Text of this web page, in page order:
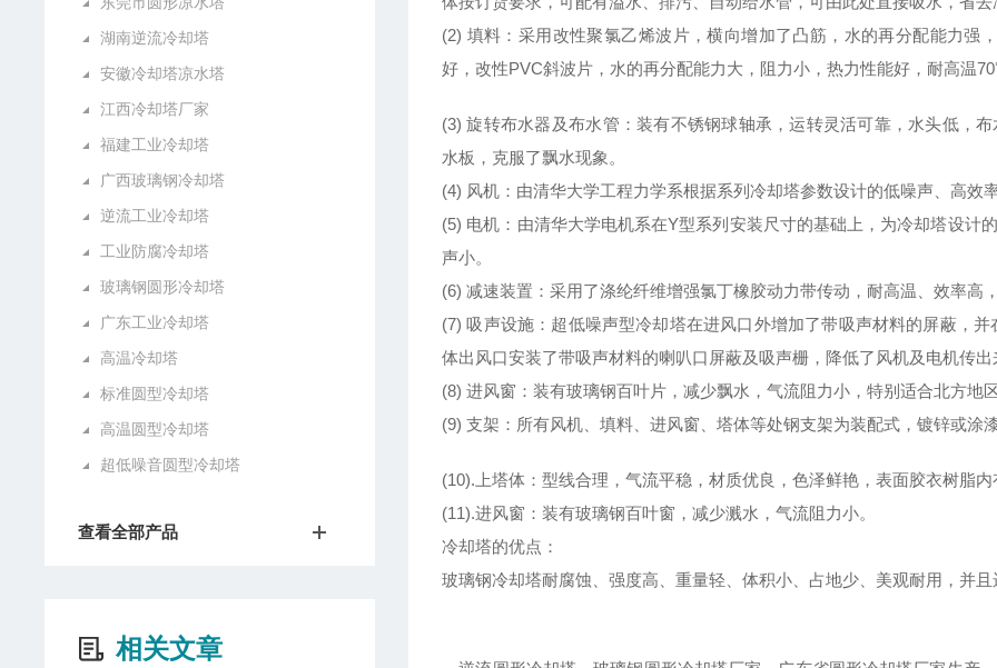
湖南逆流冷却塔
安徽冷却塔凉水塔
江西冷却塔厂家
福建工业冷却塔
广西玻璃钢冷却塔
逆流工业冷却塔
工业防腐冷却塔
玻璃钢圆形冷却塔
广东工业冷却塔
高温冷却塔
标准圆型冷却塔
高温圆型冷却塔
超低噪音圆型冷却塔
查看全部产品
相关文章
(2) 填料：采用改性聚氯乙烯波片，横向增加了凸筋，水的再分配能力强
好，改性PVC斜波片，水的再分配能力大，阻力小，热力性能好，耐高温
(3) 旋转布水器及布水管：装有不锈钢球轴承，运转灵活可靠，水头低，
水板，克服了飘水现象。
(4) 风机：由清华大学工程力学系根据系列冷却塔参数设计的低噪声、高
(5) 电机：由清华大学电机系在Y型系列安装尺寸的基础上，为冷却塔设计
声小。
(6) 减速装置：采用了涤纶纤维增强氯丁橡胶动力带传动，耐高温、效率高
(7) 吸声设施：超低噪声型冷却塔在进风口外增加了带吸声材料的屏蔽，
体出风口安装了带吸声材料的喇叭口屏蔽及吸声栅，降低了风机及电机传
(8) 进风窗：装有玻璃钢百叶片，减少飘水，气流阻力小，特别适合北方地
(9) 支架：所有风机、填料、进风窗、塔体等处钢支架为装配式，镀锌或涂
(10).上塔体：型线合理，气流平稳，材质优良，色泽鲜艳，表面胶衣树脂
(11).进风窗：装有玻璃钢百叶窗，减少溅水，气流阻力小。
冷却塔的优点：
玻璃钢冷却塔耐腐蚀、强度高、重量轻、体积小、占地少、美观耐用，并